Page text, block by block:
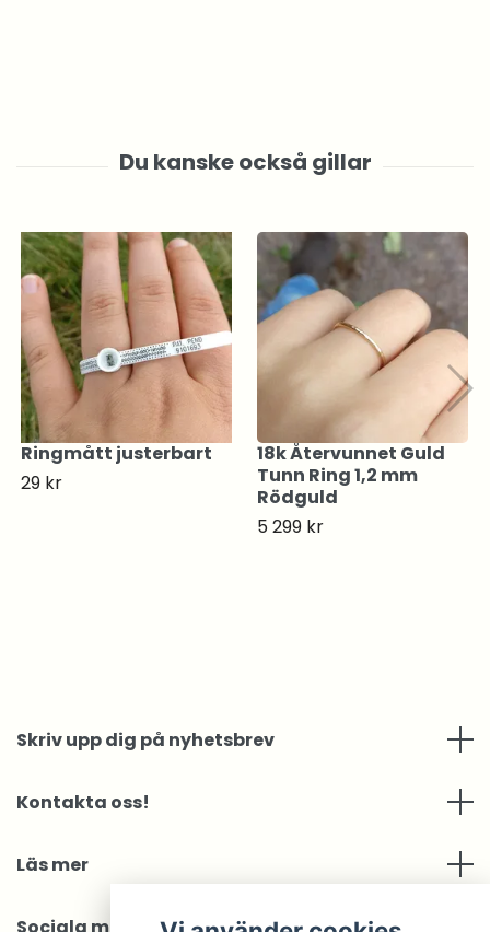
Ringmått justerbart
29 kr
18k Återvunnet Guld
Tunn Ring 1,2 mm
Rödguld
5 299 kr
Skriv upp dig på nyhetsbrev
Kontakta oss!
Läs mer
Sociala medier